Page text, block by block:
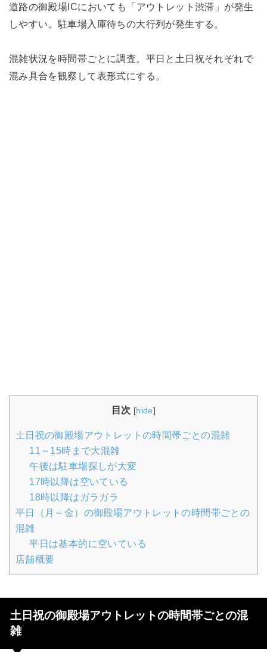
道路の御殿場ICにおいても「アウトレット渋滞」が発生
しやすい。駐車場入庫待ちの大行列が発生する。
混雑状況を時間帯ごとに調査。平日と土日祝それぞれで
混み具合を観察して表形式にする。
目次 [hide]
土日祝の御殿場アウトレットの時間帯ごとの混雑
11～15時まで大混雑
午後は駐車場探しが大変
17時以降は空いている
18時以降はガラガラ
平日（月～金）の御殿場アウトレットの時間帯ごとの
混雑
平日は基本的に空いている
店舗概要
土日祝の御殿場アウトレットの時間帯ごとの混
雑